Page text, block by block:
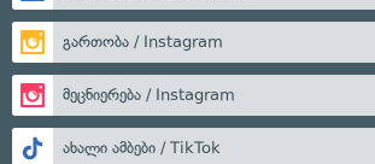
გართობა / Instagram
მეცნიერება / Instagram
ახალი ამბები / TikTok